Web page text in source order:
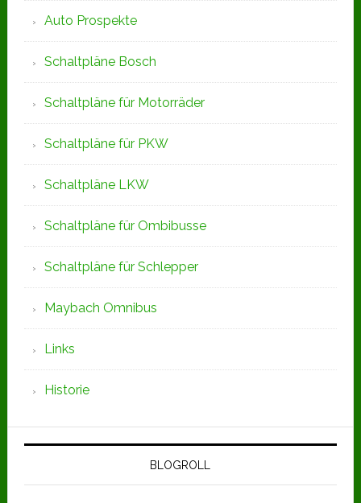
Auto Prospekte
Schaltpläne Bosch
Schaltpläne für Motorräder
Schaltpläne für PKW
Schaltpläne LKW
Schaltpläne für Ombibusse
Schaltpläne für Schlepper
Maybach Omnibus
Links
Historie
BLOGROLL